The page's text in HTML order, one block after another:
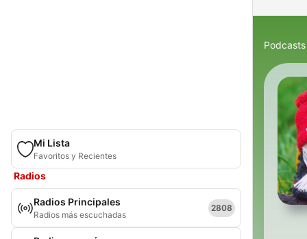
Mi Lista
Favoritos y Recientes
Radios
Radios Principales
Radios más escuchadas
2808
Podcasts